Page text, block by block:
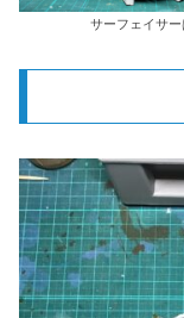
サーフェイサ